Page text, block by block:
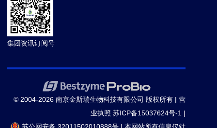
集团资讯订阅号
© 2004-2026 南京金斯瑞生物科技有限公司 版权所有 | 营
业执照 苏ICP备15037624号-1 |